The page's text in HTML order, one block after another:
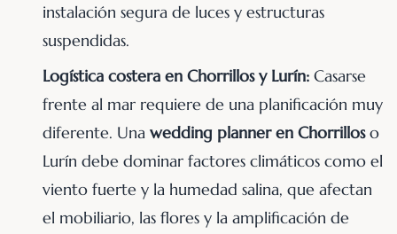
instalación segura de luces y estructuras
suspendidas.
Logística costera en Chorrillos y Lurín: Casarse
frente al mar requiere de una planificación muy
diferente. Una wedding planner en Chorrilloso
Lurín debe dominar factores climáticos como el
viento fuerte y la humedad salina, que afectan
el mobiliario, las flores y la amplificación de